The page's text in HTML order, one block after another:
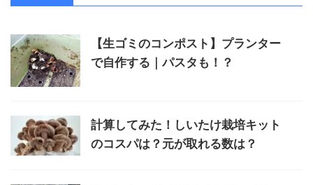
【生ゴミのコンポスト】プランター
で自作する｜パスタも！？
計算してみた！しいたけ栽培キット
のコスパは？元が取れる数は？